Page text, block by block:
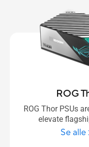
ROG
ROG Thor PSUs
elevate
Se alle